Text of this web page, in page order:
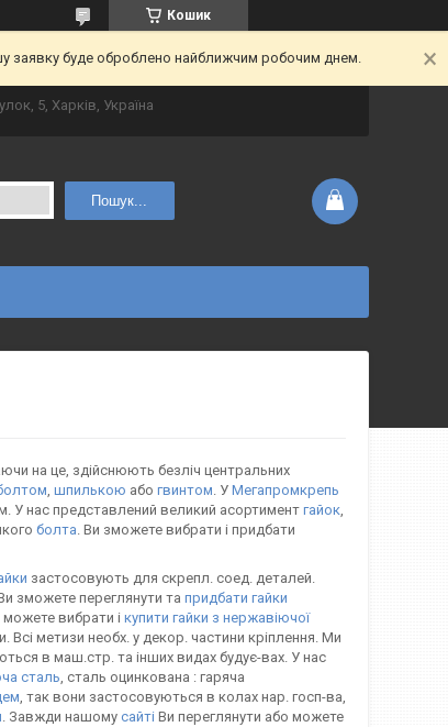
Кошик
заявку буде оброблено найближчим робочим днем.
5, Харків, Україна
Пошук...
на це, здійснюють безліч центральних
, шпилькою або гвинтом. У Мегапромкрепь
У нас представлений великий асортимент гайок,
болта. Ви зможете вибрати і придбати
застосовують для скрепл. соед. деталей.
зможете переглянути та придбати гайки
вибрати і купити гайки з нержавіючої
Всі метизи необх. у декор. частини кріплення. Ми
в маш.стр. та інших видах будує-вах. У нас
сталь, сталь оцинкована : гаряча
, так вони застосовуються в колах нар. госп-ва,
. Завжди нашому сайті Ви переглянути або можете